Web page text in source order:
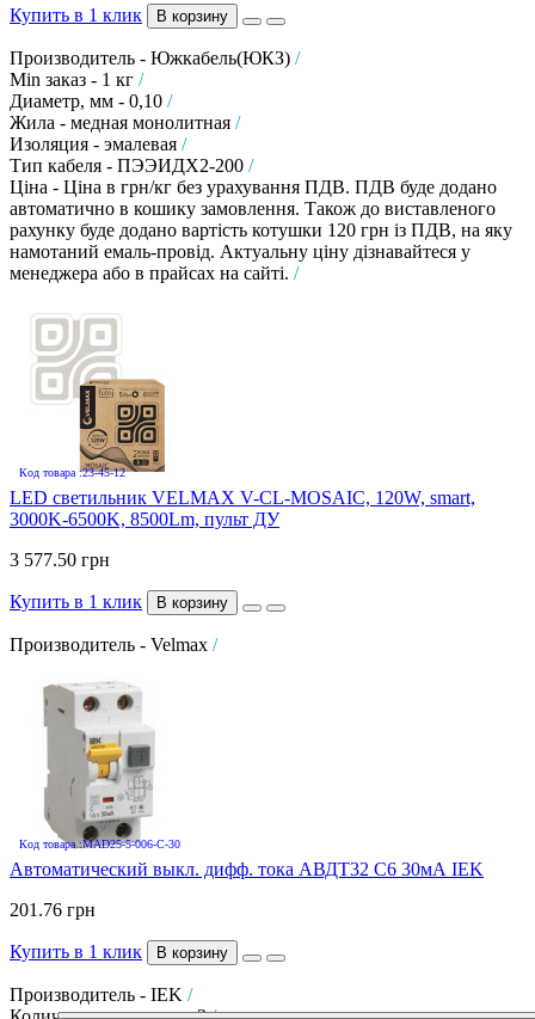
Купить в 1 клик В корзину
Производитель - Южкабель(ЮКЗ) /
Min заказ - 1 кг /
Диаметр, мм - 0,10 /
Жила - медная монолитная /
Изоляция - эмалевая /
Тип кабеля - ПЭЭИДХ2-200 /
Ціна - Ціна в грн/кг без урахування ПДВ. ПДВ буде додано
автоматично в кошику замовлення. Також до виставленого
рахунку буде додано вартість котушки 120 грн із ПДВ, на яку
намотаний емаль-провід. Актуальну ціну дізнавайтеся у
менеджера або в прайсах на сайті. /
Код товара :23-45-12
LED светильник VELMAX V-CL-MOSAIC, 120W, smart,
3000K-6500K, 8500Lm, пульт ДУ
3 577.50 грн
Купить в 1 клик В корзину
Производитель - Velmax /
Код товара :MAD25-5-006-C-30
Автоматический выкл. дифф. тока АВДТ32 C6 30мА IEK
201.76 грн
Купить в 1 клик В корзину
Производитель - IEK /